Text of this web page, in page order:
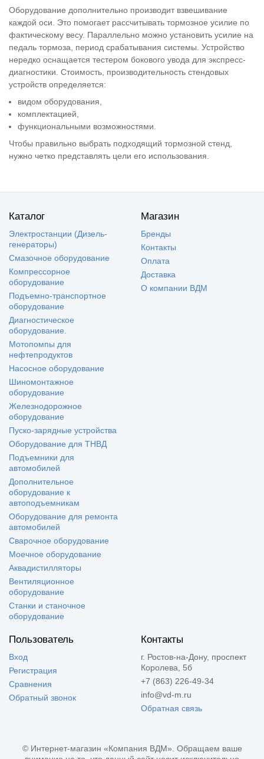
Оборудование дополнительно производит взвешивание
каждой оси. Это помогает рассчитывать тормозное усилие по
фактическому весу. Параллельно можно установить усилие на
педаль тормоза, период срабатывания системы. Устройство
нередко оснащается тестером бокового увода для экспресс-
диагностики. Стоимость, производительность стендовых
устройств определяется:
видом оборудования,
комплектацией,
функциональными возможностями.
Чтобы правильно выбрать подходящий тормозной стенд,
нужно четко представлять цели его использования.
Каталог
Электростанции (Дизель-
генераторы)
Смазочное оборудование
Компрессорное
оборудование
Подъемно-транспортное
оборудование
Диагностическое
оборудование.
Мотопомпы для
нефтепродуктов
Насосное оборудование
Шиномонтажное
оборудование
Железнодорожное
оборудование
Пуско-зарядные устройства
Оборудование для ТНВД
Подъемники для
автомобилей
Дополнительное
оборудование к
автоподъемникам
Оборудование для ремонта
автомобилей
Сварочное оборудование
Моечное оборудование
Аквадистилляторы
Вентиляционное
оборудование
Станки и станочное
оборудование
Магазин
Бренды
Контакты
Оплата
Доставка
О компании ВДМ
Пользователь
Вход
Регистрация
Сравнения
Обратный звонок
Контакты
г. Ростов-на-Дону, проспект
Королева, 5б
+7 (863) 226-49-34
info@vd-m.ru
Обратная связь
© Интернет-магазин «Компания ВДМ». Обращаем ваше